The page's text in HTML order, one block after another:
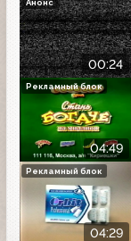
00:24
Анонс
04:49
Рекламный блок
04:29
Рекламный блок